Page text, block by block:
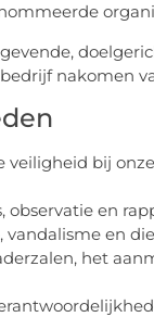
nakomen
veiligheid bij
observatie en
vandalisme en
het